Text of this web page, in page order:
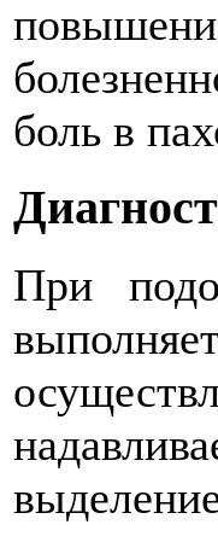
боль в
При